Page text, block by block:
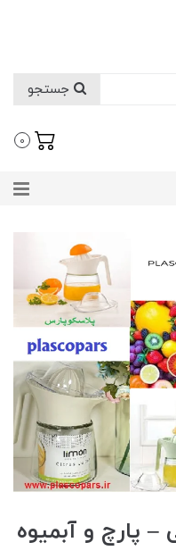
0
پارچ و آبمیوه